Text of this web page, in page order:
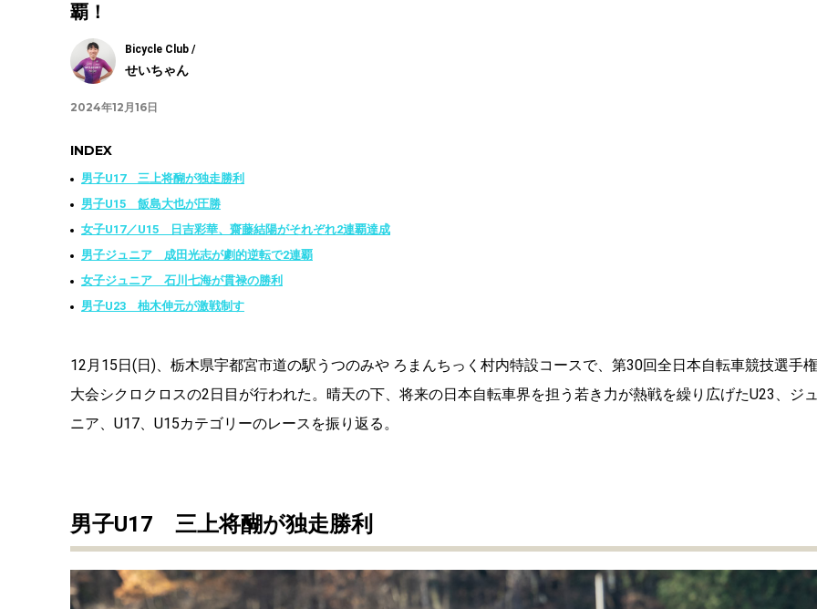
覇！
Bicycle Club /
せいちゃん
2024年12月16日
INDEX
男子U17 三上将醐が独走勝利
男子U15 飯島大也が圧勝
女子U17／U15 日吉彩華、齋藤結陽がそれぞれ2連覇達成
男子ジュニア 成田光志が劇的逆転で2連覇
女子ジュニア 石川七海が貫禄の勝利
男子U23 柚木伸元が激戦制す
12月15日(日)、栃木県宇都宮市道の駅うつのみや ろまんちっく村内特設コースで、第30回全日本自転車競技選手権
大会シクロクロスの2日目が行われた。晴天の下、将来の日本自転車界を担う若き力が熱戦を繰り広げたU23、ジ
ニア、U17、U15カテゴリーのレースを振り返る。
男子U17 三上将醐が独走勝利